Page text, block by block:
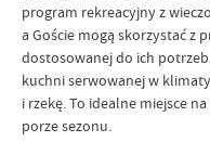
program rekreacyjny z
a Goście mogą skorzystać z
dostosowanej do ich
kuchni serwowanej w
i rzekę. To idealne miejsce
porze sezonu.